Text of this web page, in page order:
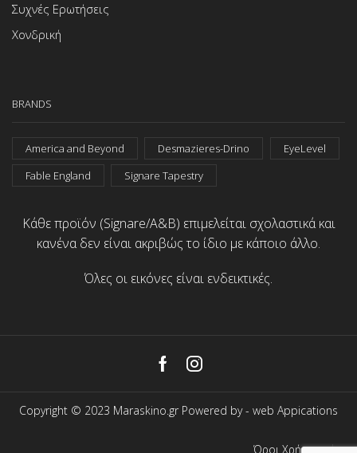
Συχνές Ερωτήσεις
Χονδρική
BRANDS
America and Beyond Desmazieres-Drino
EyeLevel
Fable England
Signare Tapestry
Κάθε προϊόν (Signare/A&B) επιμελείται σχολαστικά και
κανένα δεν είναι ακριβώς το ίδιο με κάποιο άλλο.
Όλες οι εικόνες είναι ενδεικτικές.
FacebookInstagram
Copyright © 2023 Maraskino.gr Powered by - web Appications
Όροι Χρήσης